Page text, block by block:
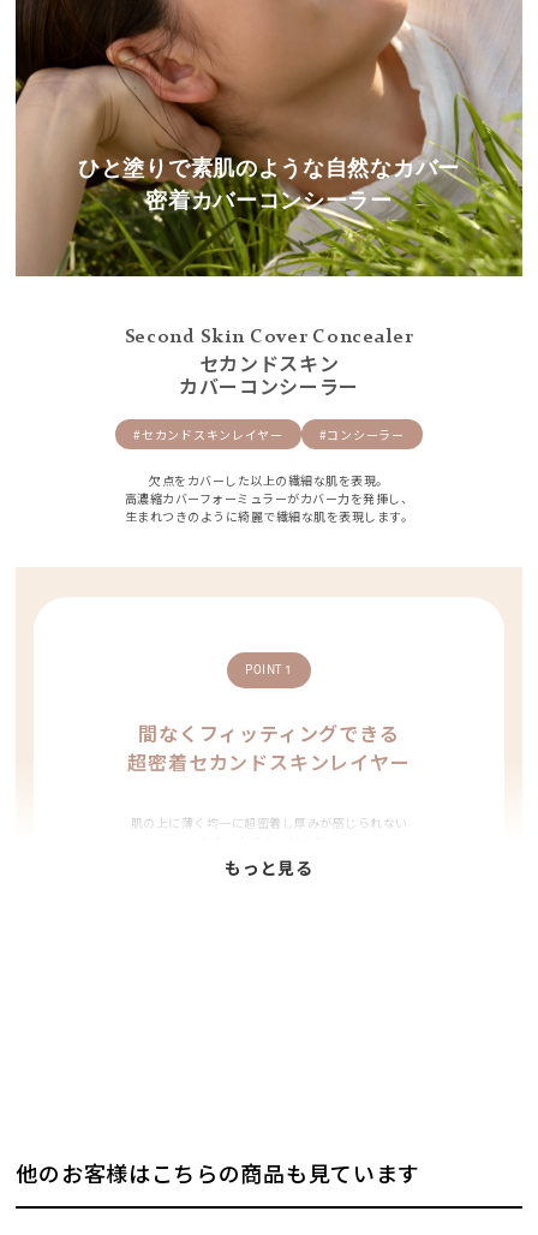
ひと塗りで素肌のような自然なカバー
密着カバーコンシーラー
Second Skin Cover Concealer
セカンドスキン
カバーコンシーラー
#セカンドスキンレイヤー #コンシーラー
欠点をカバーした以上の繊細な肌を表現。
高濃縮カバーフォーミュラーがカバー力を発揮し、
生まれつきのように綺麗で繊細な肌を表現します。
POINT 1
間なくフィッティングできる
超密着セカンドスキンレイヤー
肌の上に薄く均一に超密着し厚みが感じられない
他のお客様はこちらの商品も見ています